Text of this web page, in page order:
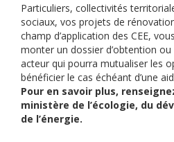
Particuliers, collectivités
sociaux, vos projets de
champ d’application des CEE,
monter un dossier d’obtention ou
acteur qui pourra mutualiser les
bénéficier le cas échéant d’une
Pour en savoir plus,
ministère de l’écologie, du
de l’énergie.